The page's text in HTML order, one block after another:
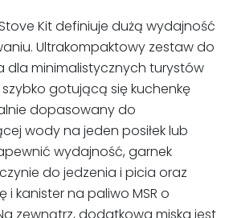
Kit definiuje dużą wydajność
Ultrakompaktowy zestaw do
dla minimalistycznych turystów
gotującą się kuchenkę
dopasowany do
wody na jeden posiłek lub
wydajność, garnek
do jedzenia i picia oraz
i kanister na paliwo MSR o